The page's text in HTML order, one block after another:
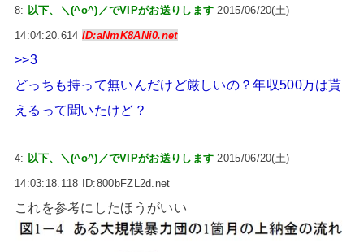
8: 以下、＼(^o^)／でVIPがお送りします 2015/06/20(土)
14:04:20.614 ID:aNmK8ANi0.net
>>3
どっちも持って無いんだけど厳しいの？年収500万は貰
えるって聞いたけど？
4: 以下、＼(^o^)／でVIPがお送りします 2015/06/20(土)
14:03:18.118 ID:800bFZL2d.net
これを参考にしたほうがいい